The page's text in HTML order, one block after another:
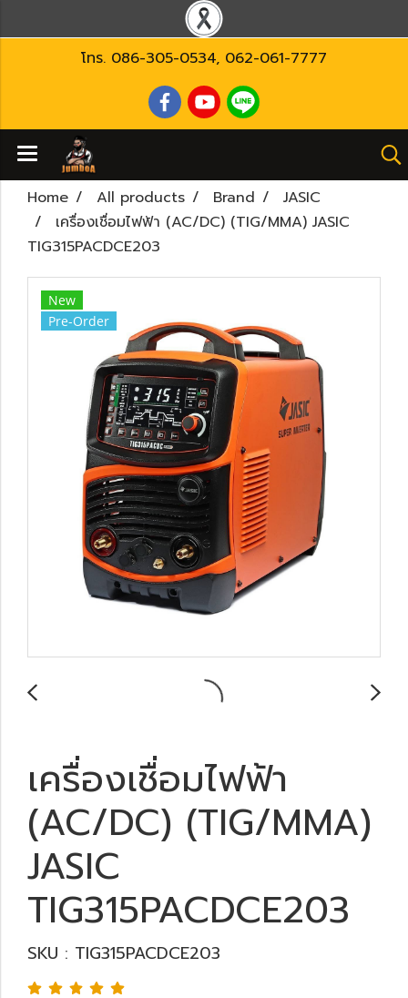
โทร. 086-305-0534, 062-061-7777
Home All products Brand
JASIC
เครื่องเชื่อมไฟฟ้า (AC/DC) (TIG/MMA) JASIC
TIG315PACDCE203
New
Pre-Order
เครื่องเชื่อมไฟฟ้า
(AC/DC) (TIG/MMA)
JASIC
TIG315PACDCE203
SKU : TIG315PACDCE203